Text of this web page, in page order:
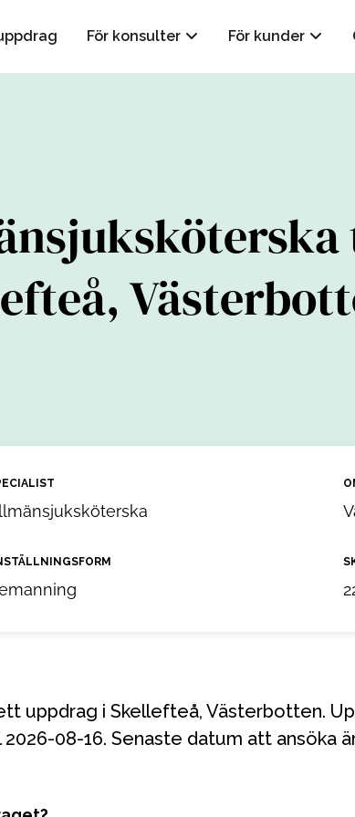
För konsulter För kunder
08-16. Senaste datum att ansöka